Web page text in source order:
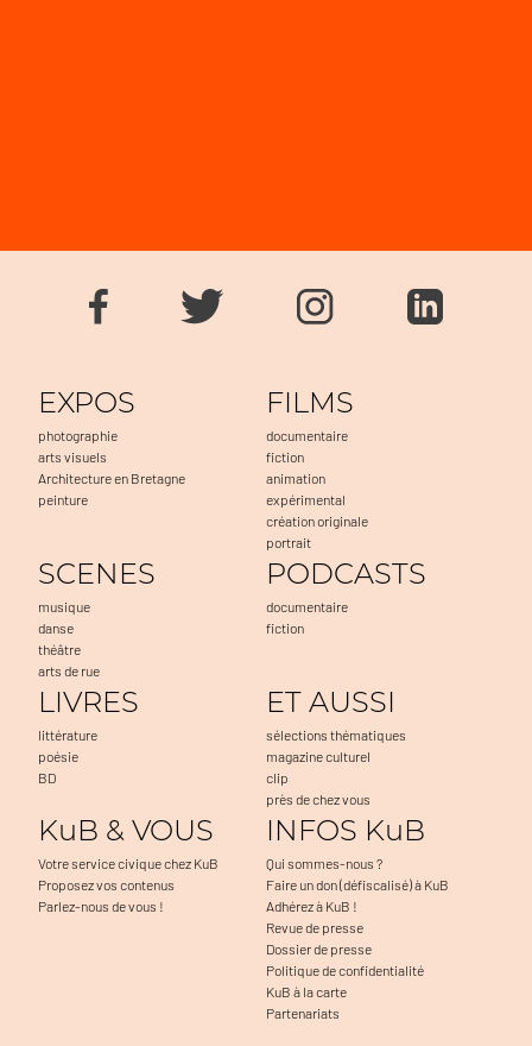
EXPOS
photographie
arts visuels
Architecture en Bretagne
peinture
FILMS
documentaire
fiction
animation
expérimental
création originale
portrait
SCENES
musique
danse
théâtre
arts de rue
PODCASTS
documentaire
fiction
LIVRES
littérature
poésie
BD
ET AUSSI
sélections thématiques
magazine culturel
clip
près de chez vous
KuB & VOUS
Votre service civique chez KuB
Proposez vos contenus
Parlez-nous de vous !
INFOS KuB
Qui sommes-nous ?
Faire un don (défiscalisé) à KuB
Adhérez à KuB !
Revue de presse
Dossier de presse
Politique de confidentialité
KuB à la carte
Partenariats